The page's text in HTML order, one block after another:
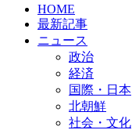
HOME
最新記事
ニュース
政治
経済
国際・日本
北朝鮮
社会・文化